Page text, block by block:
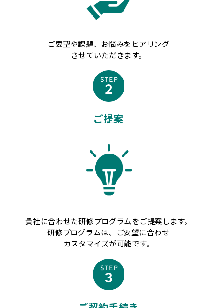
ご要望や課題、お悩みをヒアリング
させていただきます。
ご提案
貴社に合わせた研修プログラムをご提案します。
研修プログラムは、ご要望に合わせ
カスタマイズが可能です。